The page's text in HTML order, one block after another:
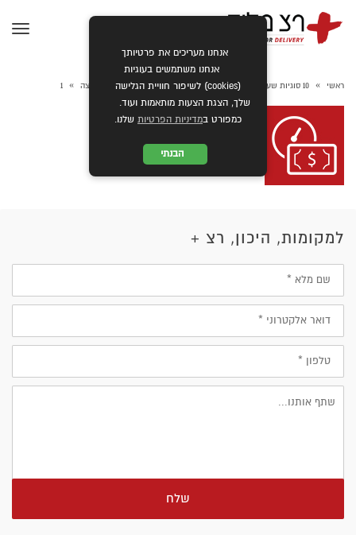
ראשי » 10 סוגיות שעסק צריך להביא בחשבון בבחירת שירות משלוחים והפצה »
1
למקומות, היכון, רצ +
שם
מלא
דוא״ל
טלפון
שלח
אנחנו מעריכים את פרטיותך
אנחנו משתמשים בעוגיות
(cookies) לשיפור חוויית הגלישה
שלך, הצגת הצעות מותאמות ועוד.
כמפורט במדיניות הפרטיות שלנו.
הבנתי